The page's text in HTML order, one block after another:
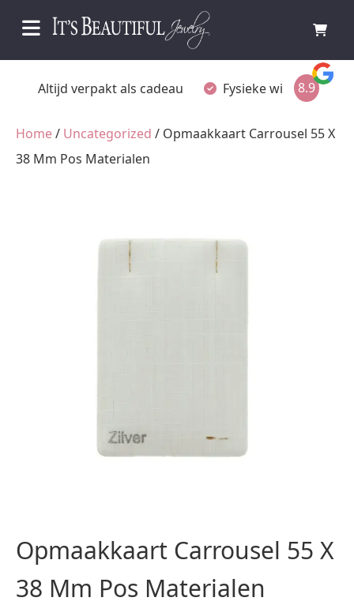
Altijd verpakt als cadeau Fysieke winkel in
8.9
Home/ Uncategorized / Opmaakkaart Carrousel 55 X
38 Mm Pos Materialen
Opmaakkaart Carrousel 55 X
38 Mm Pos Materialen